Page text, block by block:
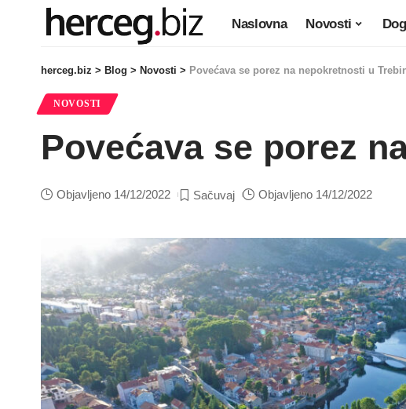
Naslovna Novosti
herceg.biz > Blog > Novosti > Povećava se porez na nepokretnosti u
NOVOSTI
Povećava se porez
Objavljeno 14/12/2022 Objavljeno 14/12/2022